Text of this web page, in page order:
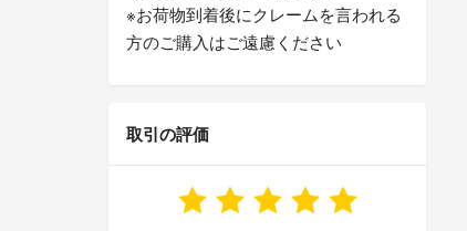
※お荷物到着後にクレームを言われる
方のご購入はご遠慮ください
取引の評価